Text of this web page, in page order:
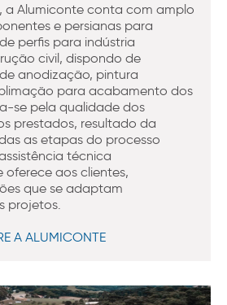
a Alumiconte conta com amplo
e persianas para
perfis para indústria
civil, dispondo de
anodização, pintura
para acabamento dos
se pela qualidade dos
prestados, resultado da
as etapas do processo
técnica
oferece aos clientes,
que se adaptam
projetos.
A ALUMICONTE